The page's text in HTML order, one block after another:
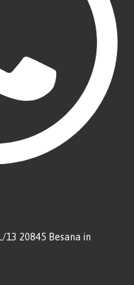
13 20845 Besana in